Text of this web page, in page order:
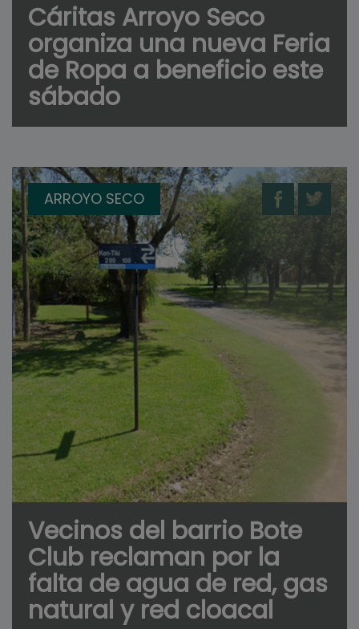
Cáritas Arroyo Seco
organiza una nueva Feria
de Ropa a beneficio este
sábado
ARROYO SECO
Vecinos del barrio Bote
Club reclaman por la
falta de agua de red, gas
natural y red cloacal